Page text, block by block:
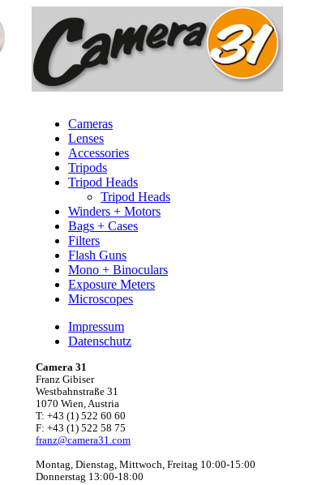
Cameras
Lenses
Accessories
Tripods
Tripod Heads
Tripod Heads
Winders + Motors
Bags + Cases
Filters
Flash Guns
Mono + Binoculars
Exposure Meters
Microscopes
Impressum
Datenschutz
Camera 31
Franz Gibiser
Westbahnstraße 31
1070 Wien, Austria
T: +43 (1) 522 60 60
F: +43 (1) 522 58 75
franz@camera31.com
Montag, Dienstag, Mittwoch, Freitag 10:00-15:00
Donnerstag 13:00-18:00